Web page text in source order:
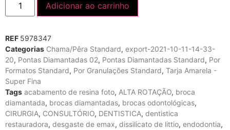
Adicionar ao carrinho
REF 5978347
Categorias Chama/Pêra Standard, export-2021-10-11-14-33-
20, Pontas Diamantadas 02, Pontas Diamantadas Standard, Por
Formatos Standard, Por Granulações Standard, Tarja Amarela -
Super Fina
Tags acabamento de resina foto, ALTA ROTAÇÃO, broca
diamantada, brocas diamantadas, brocas odontológicas,
CIRURGIA, CONSULTÓRIO, DENTISTICA, dentistica
restauradora, desgaste de emax, dissilicato de littio, endodontia,